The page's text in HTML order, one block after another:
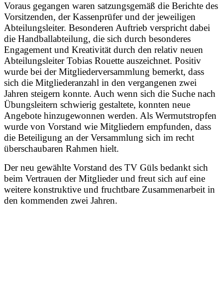
Voraus gegangen waren satzungsgemäß die Berichte des
Vorsitzenden, der Kassenprüfer und der jeweiligen
Abteilungsleiter. Besonderen Auftrieb verspricht dabei
die Handballabteilung, die sich durch besonderes
Engagement und Kreativität durch den relativ neuen
Abteilungsleiter Tobias Rouette auszeichnet. Positiv
wurde bei der Mitgliederversammlung bemerkt, dass
sich die Mitgliederanzahl in den vergangenen zwei
Jahren steigern konnte. Auch wenn sich die Suche nach
Übungsleitern schwierig gestaltete, konnten neue
Angebote hinzugewonnen werden. Als Wermutstropfen
wurde von Vorstand wie Mitgliedern empfunden, dass
die Beteiligung an der Versammlung sich im recht
überschaubaren Rahmen hielt.
Der neu gewählte Vorstand des TV Güls bedankt sich
beim Vertrauen der Mitglieder und freut sich auf eine
weitere konstruktive und fruchtbare Zusammenarbeit in
den kommenden zwei Jahren.